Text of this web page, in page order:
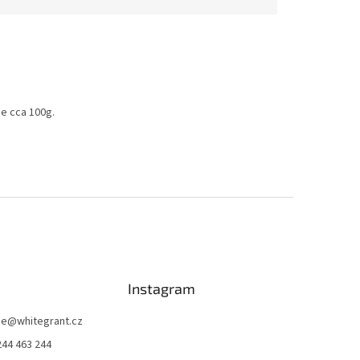
cca 100g.
@whitegrant.cz
463 244
Instagram